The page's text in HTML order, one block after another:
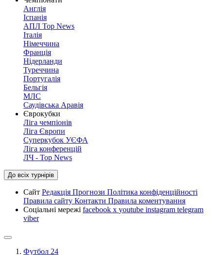
Англія
Іспанія
АПЛ Top News
Італія
Німеччина
Франція
Нідерланди
Туреччина
Португалія
Бельгія
МЛС
Саудівська Аравія
Єврокубки
Ліга чемпіонів
Ліга Європи
Суперкубок УЄФА
Ліга конференцій
ЛЧ - Top News
До всіх турнірів
Сайт Редакція Прогнози Політика конфіденційності
Правила сайту Контакти Правила коментування
Соціальні мережі facebook x youtube instagram telegram
viber
Футбол 24